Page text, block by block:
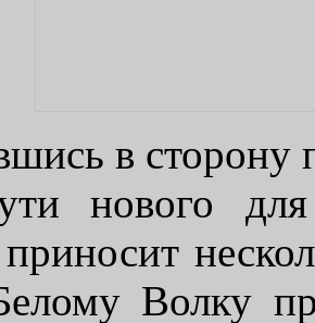
в сторону
нового
Волку